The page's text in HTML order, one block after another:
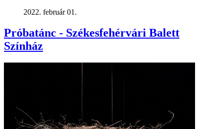
2022. február 01.
Próbatánc - Székesfehérvári Balett
Színház